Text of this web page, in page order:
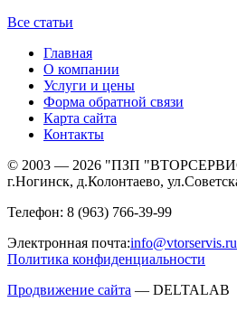
Все статьи
Главная
О компании
Услуги и цены
Форма обратной связи
Карта сайта
Контакты
© 2003 — 2026 "ПЗП
г.Ногинск, д.Колонтаево,
Телефон: 8 (963) 766-39-99
Электронная почта:info@vtorservis.ru
Политика конфиденциальности
Продвижение сайта — DELTALAB